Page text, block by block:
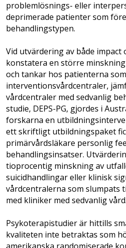
problemlösnings- eller
deprimerade patienter som
behandlingstypen.
Vid utvärdering av både impact
konstatera en större
och tankar hos patienterna
interventionsvårdcentraler,
vårdcentraler med sedvanlig
studie, DEPS-PG, gjordes i
forskarna en
ett skriftligt utbildningspaket
primärvårdsläkare personlig
behandlingsinsatser.
tioprocentig minskning av
suicidhandlingar eller klinisk
vårdcentralerna som slumpats
med kliniker med sedvanlig vård.
Psykoterapistudier är hittills
kvaliteten inte betraktas som